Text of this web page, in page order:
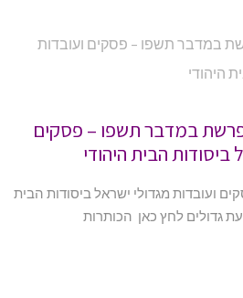
דעת גדולים 74 פרשת במדבר תשפו – פסקים
ביסודות הבית היהודי
גדולים מס' 74, פסקים ועובדות מגדולי ישראל ביסודות הבית
גדולים לחץ כאן הכותרות